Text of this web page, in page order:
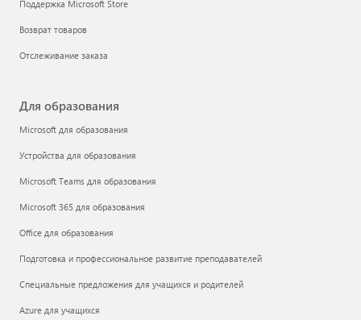
Поддержка Microsoft Store
Возврат товаров
Отслеживание заказа
Для образования
Microsoft для образования
Устройства для образования
Microsoft Teams для образования
Microsoft 365 для образования
Office для образования
Подготовка и профессиональное развитие преподавателей
Специальные предложения для учащихся и родителей
Azure для учащихся